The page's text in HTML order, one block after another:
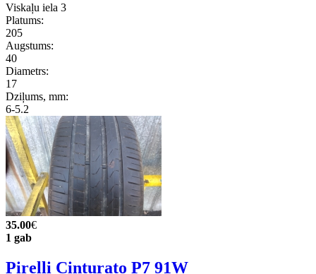
Viskaļu iela 3
Platums:
205
Augstums:
40
Diametrs:
17
Dziļums, mm:
6-5.2
35.00€
1 gab
Pirelli Cinturato P7 91W